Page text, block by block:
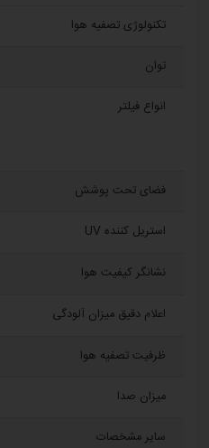
تکنولوژی تصفیه هوا
توان
انواع فیلتر
فضای تحت پوشش
استریل کننده UV
نشانگر کیفیت هوا
اعلام دقیق میزان آلودگی
ظرفیت تصفیه هوا
میزان صدا
سایر مشخصات